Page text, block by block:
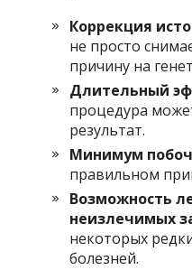
Коррекция
не просто
причину на
Длительный
процедура
результат.
Минимум
правильном
Возможность
неизлечимых
некоторых
болезней.